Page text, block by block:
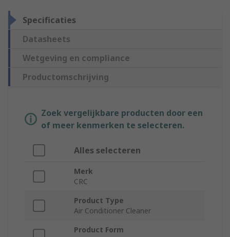
Specificaties
Datasheets
Wetgeving en compliance
Productomschrijving
Zoek vergelijkbare producten door een
of meer kenmerken te selecteren.
Alles selecteren
Merk
CRC
Product Type
Air Conditioner Cleaner
Product Form